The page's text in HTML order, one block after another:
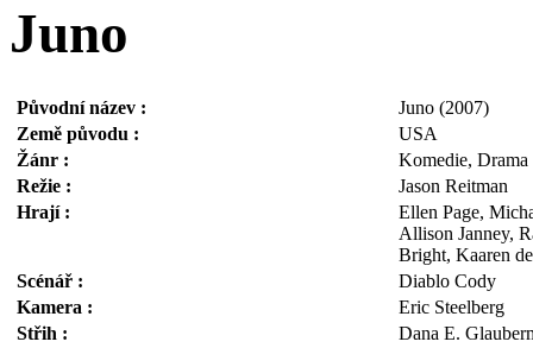
Juno
Původní název :
Juno (2007)
Země původu :
USA
Žánr :
Komedie, Drama
Režie :
Jason Reitman
Hrají :
Ellen Page,
Allison Janney,
Bright, Kaaren
Scénář :
Diablo Cody
Kamera :
Eric Steelberg
Střih :
Dana E.